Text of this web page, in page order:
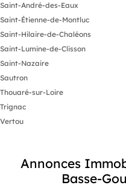
Saint-André-des-Eaux
Saint-Étienne-de-Montluc
Saint-Hilaire-de-Chaléons
Saint-Lumine-de-Clisson
Saint-Nazaire
Sautron
Thouaré-sur-Loire
Trignac
Vertou
Annonces
Basse-